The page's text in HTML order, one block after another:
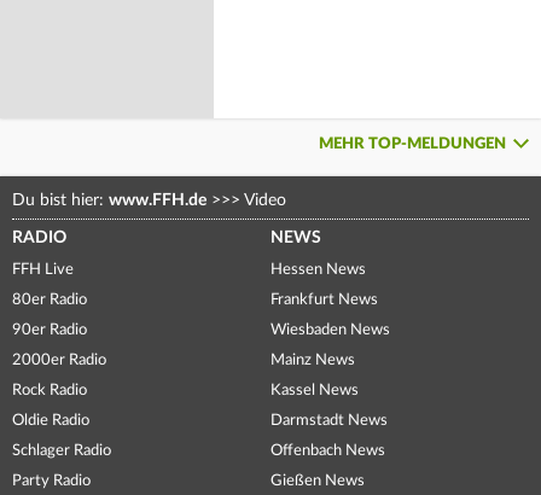
MEHR TOP-MELDUNGEN
Du bist hier: www.FFH.de >>> Video
RADIO
FFH Live
80er Radio
90er Radio
2000er Radio
Rock Radio
Oldie Radio
Schlager Radio
Party Radio
NEWS
Hessen News
Frankfurt News
Wiesbaden News
Mainz News
Kassel News
Darmstadt News
Offenbach News
Gießen News